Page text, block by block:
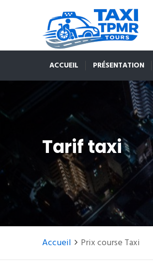
ACCUEIL PRÉSENTATION
Tarif taxi
Accueil Prix course Taxi